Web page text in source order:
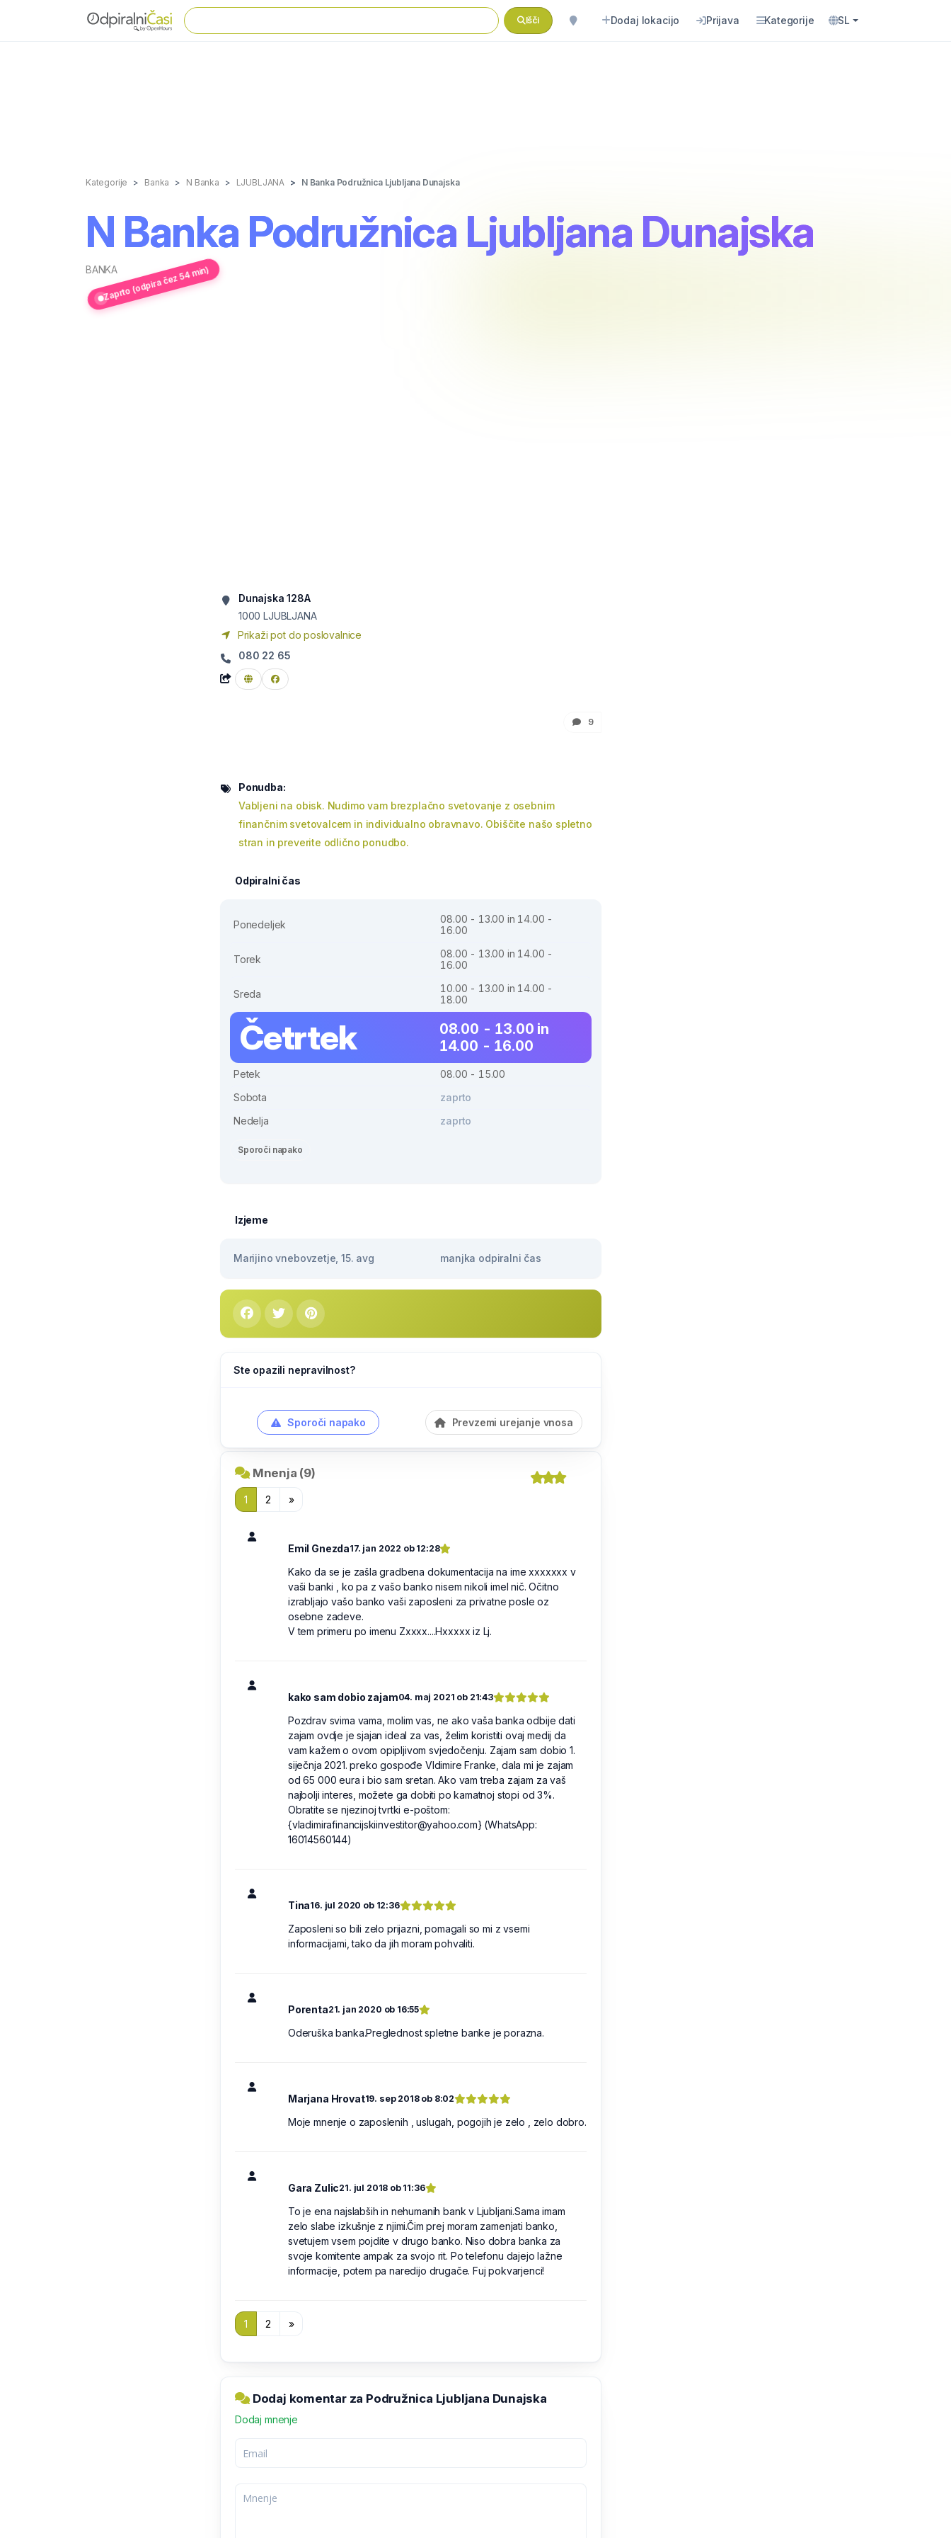
Išči Dodaj lokacijo Prijava Kategorije SL
Kategorije Banka N Banka LJUBLJANA N Banka Podružnica Ljubljana Dunajska
N Banka Podružnica Ljubljana Dunajska
BANKAZaprto (odpira čez 54 min)
Dunajska 128A
1000 LJUBLJANA
Prikaži pot do poslovalnice
080 22 65
9
Ponudba:
Vabljeni na obisk. Nudimo vam brezplačno svetovanje z osebnim
finančnim svetovalcem in individualno obravnavo. Obiščite našo spletno
stran in preverite odlično ponudbo.
Odpiralni čas
Ponedeljek
08.00 - 13.00 in 14.00 -
16.00
Torek
08.00 - 13.00 in 14.00 -
16.00
Sreda
10.00 - 13.00 in 14.00 -
18.00
Četrtek
08.00 - 13.00 in
14.00 - 16.00
Petek
08.00 - 15.00
Sobota
zaprto
Nedelja
zaprto
Sporoči napako
Izjeme
Marijino vnebovzetje, 15. avg manjka odpiralni čas
Ste opazili nepravilnost?
Sporoči napako Prevzemi urejanje vnosa
Mnenja (9)
1 2 »
Emil Gnezda17. jan 2022 ob 12:28
Kako da se je zašla gradbena dokumentacija na ime xxxxxxx v
vaši banki , ko pa z vašo banko nisem nikoli imel nič. Očitno
izrabljajo vašo banko vaši zaposleni za privatne posle oz
osebne zadeve.
V tem primeru po imenu Zxxxx....Hxxxxx iz Lj.
kako sam dobio zajam04. maj 2021 ob 21:43
Pozdrav svima vama, molim vas, ne ako vaša banka odbije dati
zajam ovdje je sjajan ideal za vas, želim koristiti ovaj medij da
vam kažem o ovom opipljivom svjedočenju. Zajam sam dobio 1.
siječnja 2021. preko gospođe Vldimire Franke, dala mi je zajam
od 65 000 eura i bio sam sretan. Ako vam treba zajam za vaš
najbolji interes, možete ga dobiti po kamatnoj stopi od 3%.
Obratite se njezinoj tvrtki e-poštom:
{vladimirafinancijskiinvestitor@yahoo.com} (WhatsApp:
16014560144)
Tina16. jul 2020 ob 12:36
Zaposleni so bili zelo prijazni, pomagali so mi z vsemi
informacijami, tako da jih moram pohvaliti.
Porenta21. jan 2020 ob 16:55
Oderuška banka.Preglednost spletne banke je porazna.
Marjana Hrovat19. sep 2018 ob 8:02
Moje mnenje o zaposlenih , uslugah, pogojih je zelo , zelo dobro.
Gara Zulic21. jul 2018 ob 11:36
To je ena najslabših in nehumanih bank v Ljubljani.Sama imam
zelo slabe izkušnje z njimi.Čim prej moram zamenjati banko,
svetujem vsem pojdite v drugo banko. Niso dobra banka za
svoje komitente ampak za svojo rit. Po telefonu dajejo lažne
informacije, potem pa naredijo drugače. Fuj pokvarjenci!
1 2 »
Dodaj komentar za Podružnica Ljubljana Dunajska
Dodaj mnenje